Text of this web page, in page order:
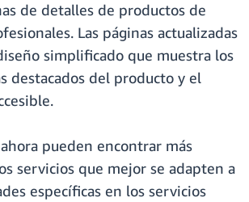
de detalles de productos de
Las páginas actualizadas
simplificado que muestra los
destacados del producto y el
pueden encontrar más
servicios que mejor se adapten a
específicas en los servicios